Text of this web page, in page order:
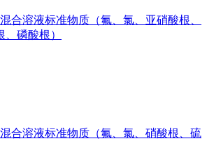
合溶液标准物质（氟、氯、亚硝酸根、
磷酸根）
合溶液标准物质（氟、氯、硝酸根、硫